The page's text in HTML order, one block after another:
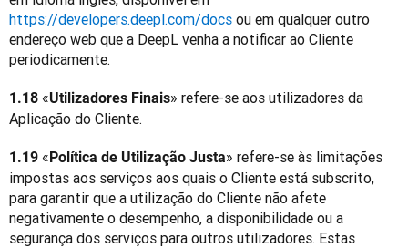
https://developers.deepl.com/docs ou em qualquer outro
endereço web que a DeepL venha a notificar ao Cliente
periodicamente.
1.18 «Utilizadores Finais» refere-se aos utilizadores da
Aplicação do Cliente.
1.19 «Política de Utilização Justa» refere-se às limitações
impostas aos serviços aos quais o Cliente está subscrito,
para garantir que a utilização do Cliente não afete
negativamente o desempenho, a disponibilidade ou a
segurança dos serviços para outros utilizadores. Estas